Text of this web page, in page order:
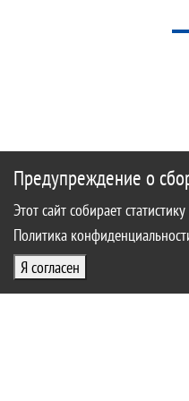
Предупреждение о
Этот сайт собирает
Политика
Я согласен